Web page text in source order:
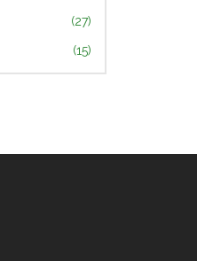
(27)
(15)